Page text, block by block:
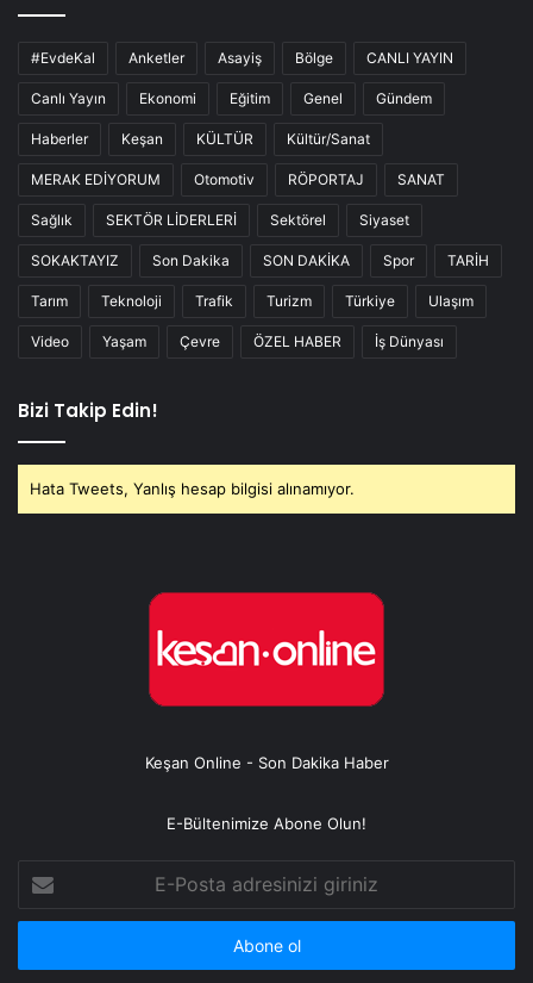
#EvdeKal Anketler Asayiş Bölge CANLI YAYIN
Canlı Yayın Ekonomi Eğitim Genel Gündem
Haberler Keşan KÜLTÜR Kültür/Sanat
MERAK EDİYORUM Otomotiv RÖPORTAJ SANAT
Sağlık SEKTÖR LİDERLERİ Sektörel Siyaset
SOKAKTAYIZ Son Dakika SON DAKİKA Spor TARİH
Tarım Teknoloji Trafik Turizm Türkiye Ulaşım
Video Yaşam Çevre ÖZEL HABER İş Dünyası
Bizi Takip Edin!
Hata Tweets, Yanlış hesap bilgisi alınamıyor.
Keşan Online - Son Dakika Haber
E-Bültenimize Abone Olun!
Posta
adresinizi